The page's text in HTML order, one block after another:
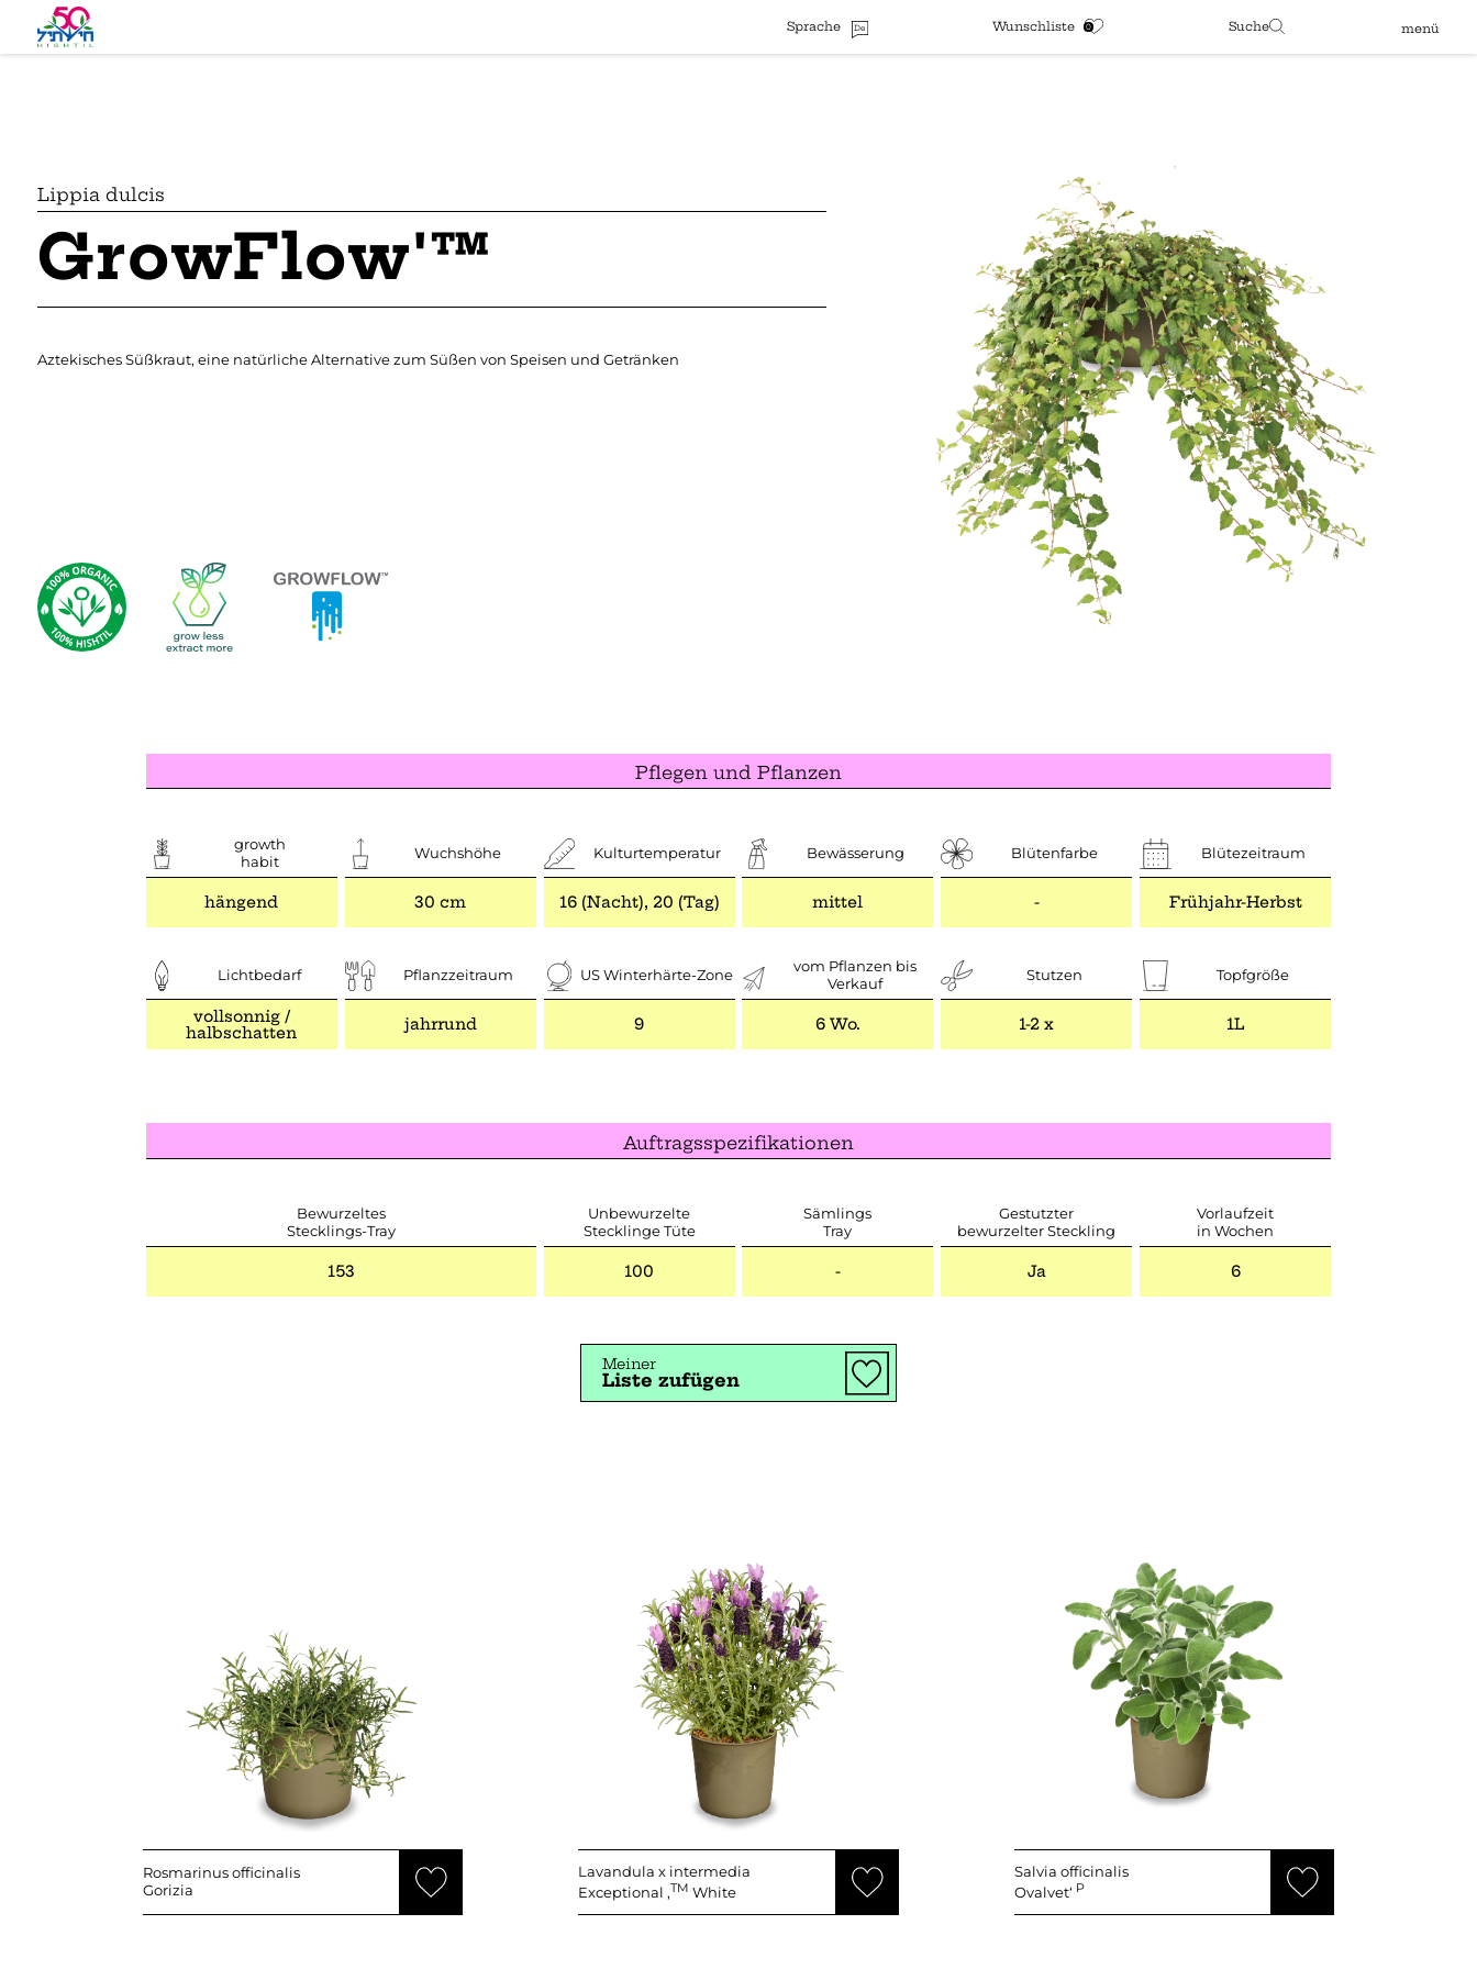
Sprache De Wunschliste Suche menü
Lippia dulcis
GrowFlow'™
Aztekisches Süßkraut, eine natürliche Alternative zum Süßen von Speisen und Getränken
Pflegen und Pflanzen
growth
habit
hängend
Wuchshöhe
30 cm
Kulturtemperatur
16 (Nacht), 20 (Tag)
Bewässerung
mittel
Blütenfarbe
-
Blütezeitraum
Frühjahr-Herbst
Lichtbedarf
vollsonnig /
halbschatten
Pflanzzeitraum
jahrrund
US Winterhärte-Zone
9
vom Pflanzen bis
Verkauf
6 Wo.
Stutzen
1-2 x
Topfgröße
1L
Auftragsspezifikationen
Bewurzeltes
Stecklings-Tray
153
Unbewurzelte
Stecklinge Tüte
100
Sämlings
Tray
-
Gestutzter
bewurzelter Steckling
Ja
Vorlaufzeit
in Wochen
6
Meiner
Liste zufügen
Rosmarinus officinalis
Gorizia
Lavandula x intermedia
Exceptional ‚TM White
Salvia officinalis
Ovalvet‘ P